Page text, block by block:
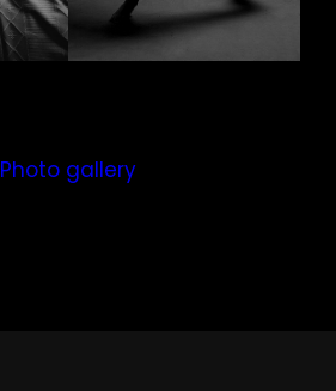
Photo gallery